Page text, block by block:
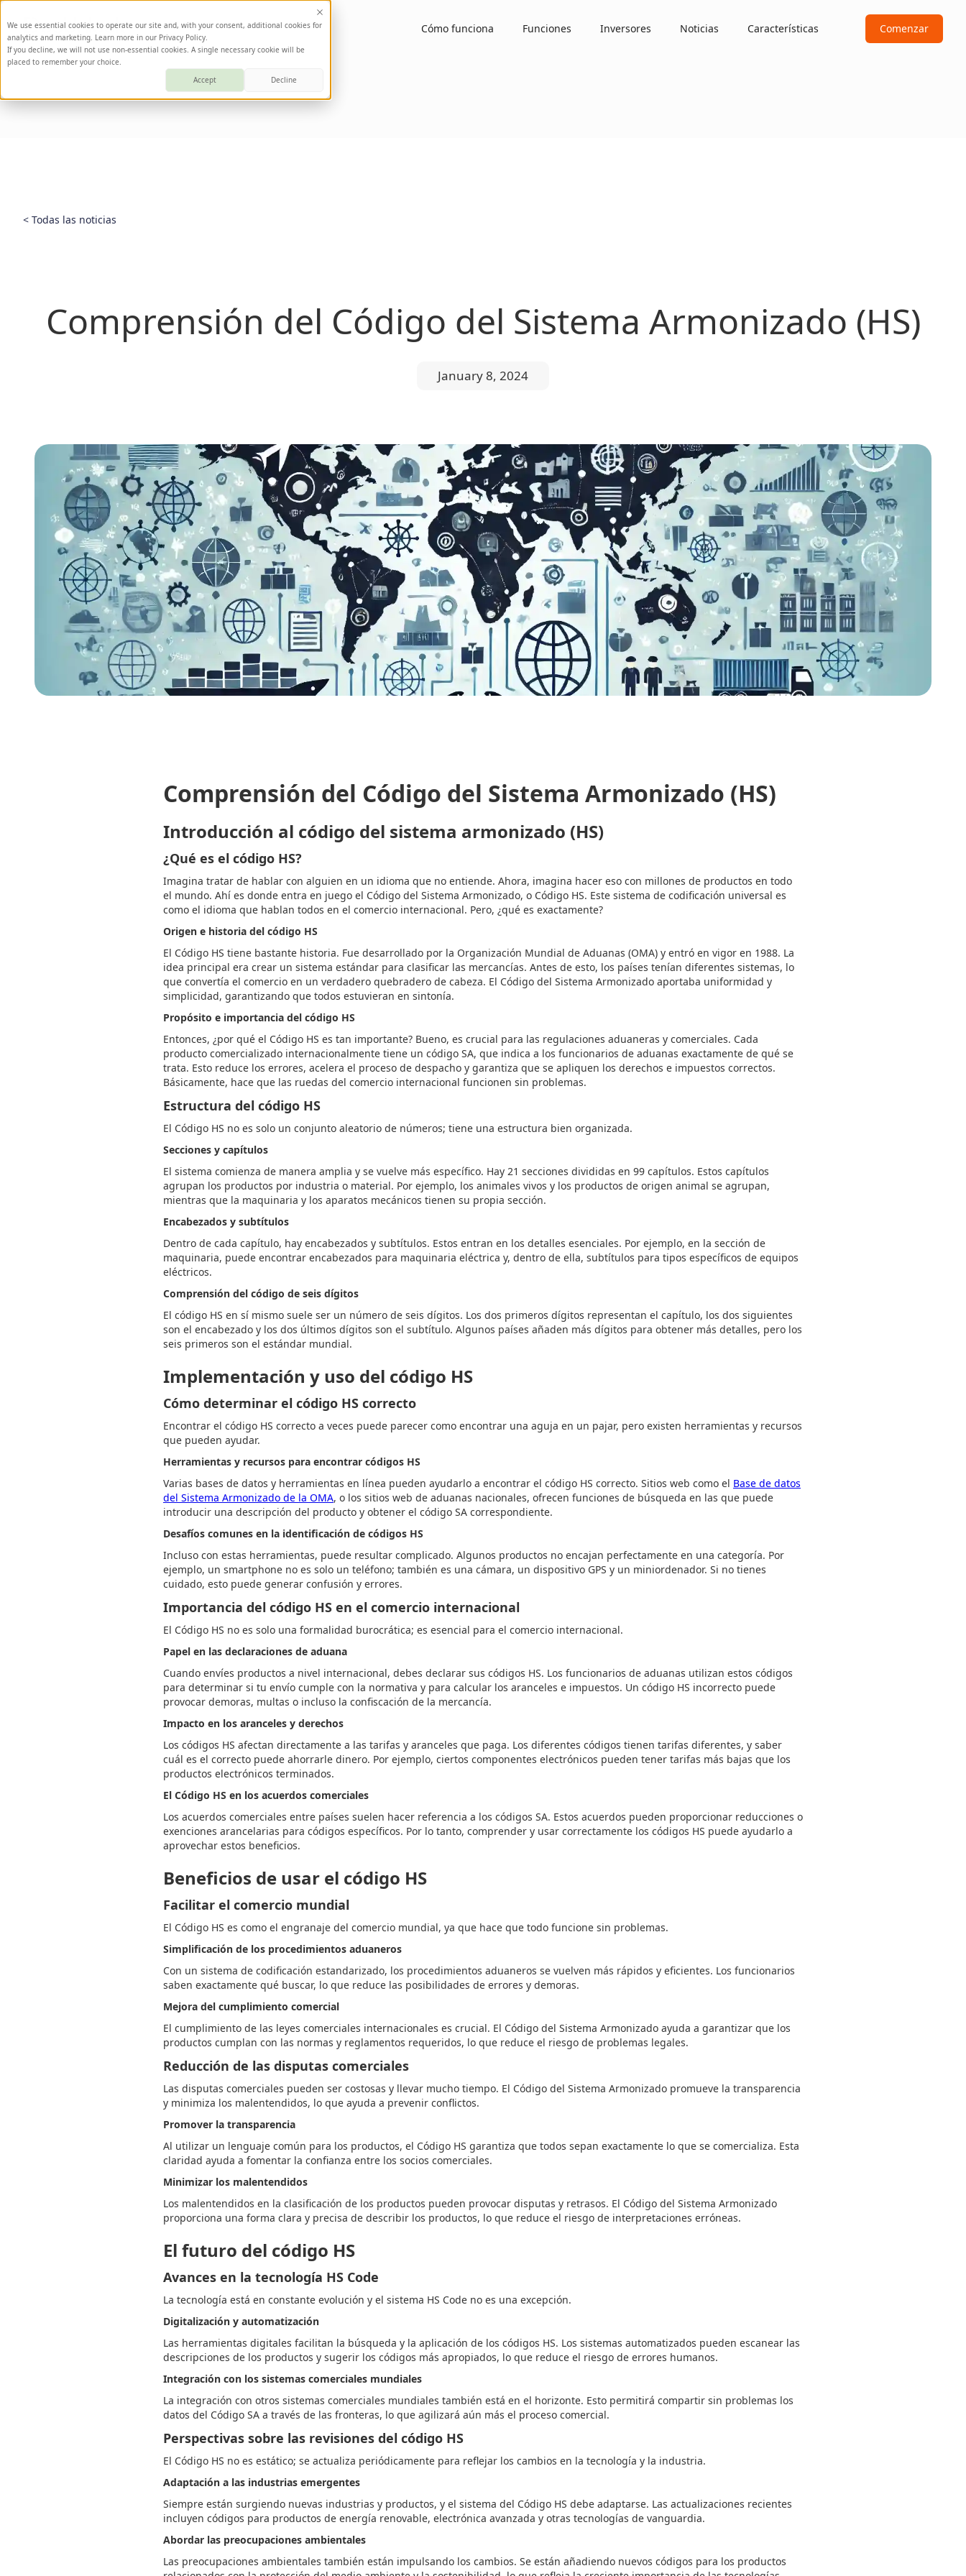
We use essential cookies to operate our site and, with your consent, additional cookies for
analytics and marketing. Learn more in our Privacy Policy.
If you decline, we will not use non-essential cookies. A single necessary cookie will be
placed to remember your choice.
Accept
Decline
Cómo funciona Funciones Inversores Noticias Características Comenzar
< Todas las noticias
Comprensión del Código del Sistema Armonizado (HS)
January 8, 2024
Comprensión del Código del Sistema Armonizado (HS)
Introducción al código del sistema armonizado (HS)
¿Qué es el código HS?
Imagina tratar de hablar con alguien en un idioma que no entiende. Ahora, imagina hacer eso con millones de productos en todo
el mundo. Ahí es donde entra en juego el Código del Sistema Armonizado, o Código HS. Este sistema de codificación universal es
como el idioma que hablan todos en el comercio internacional. Pero, ¿qué es exactamente?
Origen e historia del código HS
El Código HS tiene bastante historia. Fue desarrollado por la Organización Mundial de Aduanas (OMA) y entró en vigor en 1988. La
idea principal era crear un sistema estándar para clasificar las mercancías. Antes de esto, los países tenían diferentes sistemas, lo
que convertía el comercio en un verdadero quebradero de cabeza. El Código del Sistema Armonizado aportaba uniformidad y
simplicidad, garantizando que todos estuvieran en sintonía.
Propósito e importancia del código HS
Entonces, ¿por qué el Código HS es tan importante? Bueno, es crucial para las regulaciones aduaneras y comerciales. Cada
producto comercializado internacionalmente tiene un código SA, que indica a los funcionarios de aduanas exactamente de qué se
trata. Esto reduce los errores, acelera el proceso de despacho y garantiza que se apliquen los derechos e impuestos correctos.
Básicamente, hace que las ruedas del comercio internacional funcionen sin problemas.
Estructura del código HS
El Código HS no es solo un conjunto aleatorio de números; tiene una estructura bien organizada.
Secciones y capítulos
El sistema comienza de manera amplia y se vuelve más específico. Hay 21 secciones divididas en 99 capítulos. Estos capítulos
agrupan los productos por industria o material. Por ejemplo, los animales vivos y los productos de origen animal se agrupan,
mientras que la maquinaria y los aparatos mecánicos tienen su propia sección.
Encabezados y subtítulos
Dentro de cada capítulo, hay encabezados y subtítulos. Estos entran en los detalles esenciales. Por ejemplo, en la sección de
maquinaria, puede encontrar encabezados para maquinaria eléctrica y, dentro de ella, subtítulos para tipos específicos de equipos
eléctricos.
Comprensión del código de seis dígitos
El código HS en sí mismo suele ser un número de seis dígitos. Los dos primeros dígitos representan el capítulo, los dos siguientes
son el encabezado y los dos últimos dígitos son el subtítulo. Algunos países añaden más dígitos para obtener más detalles, pero los
seis primeros son el estándar mundial.
Implementación y uso del código HS
Cómo determinar el código HS correcto
Encontrar el código HS correcto a veces puede parecer como encontrar una aguja en un pajar, pero existen herramientas y recursos
que pueden ayudar.
Herramientas y recursos para encontrar códigos HS
Varias bases de datos y herramientas en línea pueden ayudarlo a encontrar el código HS correcto. Sitios web como el Base de datos
del Sistema Armonizado de la OMA, o los sitios web de aduanas nacionales, ofrecen funciones de búsqueda en las que puede
introducir una descripción del producto y obtener el código SA correspondiente.
Desafíos comunes en la identificación de códigos HS
Incluso con estas herramientas, puede resultar complicado. Algunos productos no encajan perfectamente en una categoría. Por
ejemplo, un smartphone no es solo un teléfono; también es una cámara, un dispositivo GPS y un miniordenador. Si no tienes
cuidado, esto puede generar confusión y errores.
Importancia del código HS en el comercio internacional
El Código HS no es solo una formalidad burocrática; es esencial para el comercio internacional.
Papel en las declaraciones de aduana
Cuando envíes productos a nivel internacional, debes declarar sus códigos HS. Los funcionarios de aduanas utilizan estos códigos
para determinar si tu envío cumple con la normativa y para calcular los aranceles e impuestos. Un código HS incorrecto puede
provocar demoras, multas o incluso la confiscación de la mercancía.
Impacto en los aranceles y derechos
Los códigos HS afectan directamente a las tarifas y aranceles que paga. Los diferentes códigos tienen tarifas diferentes, y saber
cuál es el correcto puede ahorrarle dinero. Por ejemplo, ciertos componentes electrónicos pueden tener tarifas más bajas que los
productos electrónicos terminados.
El Código HS en los acuerdos comerciales
Los acuerdos comerciales entre países suelen hacer referencia a los códigos SA. Estos acuerdos pueden proporcionar reducciones o
exenciones arancelarias para códigos específicos. Por lo tanto, comprender y usar correctamente los códigos HS puede ayudarlo a
aprovechar estos beneficios.
Beneficios de usar el código HS
Facilitar el comercio mundial
El Código HS es como el engranaje del comercio mundial, ya que hace que todo funcione sin problemas.
Simplificación de los procedimientos aduaneros
Con un sistema de codificación estandarizado, los procedimientos aduaneros se vuelven más rápidos y eficientes. Los funcionarios
saben exactamente qué buscar, lo que reduce las posibilidades de errores y demoras.
Mejora del cumplimiento comercial
El cumplimiento de las leyes comerciales internacionales es crucial. El Código del Sistema Armonizado ayuda a garantizar que los
productos cumplan con las normas y reglamentos requeridos, lo que reduce el riesgo de problemas legales.
Reducción de las disputas comerciales
Las disputas comerciales pueden ser costosas y llevar mucho tiempo. El Código del Sistema Armonizado promueve la transparencia
y minimiza los malentendidos, lo que ayuda a prevenir conflictos.
Promover la transparencia
Al utilizar un lenguaje común para los productos, el Código HS garantiza que todos sepan exactamente lo que se comercializa. Esta
claridad ayuda a fomentar la confianza entre los socios comerciales.
Minimizar los malentendidos
Los malentendidos en la clasificación de los productos pueden provocar disputas y retrasos. El Código del Sistema Armonizado
proporciona una forma clara y precisa de describir los productos, lo que reduce el riesgo de interpretaciones erróneas.
El futuro del código HS
Avances en la tecnología HS Code
La tecnología está en constante evolución y el sistema HS Code no es una excepción.
Digitalización y automatización
Las herramientas digitales facilitan la búsqueda y la aplicación de los códigos HS. Los sistemas automatizados pueden escanear las
descripciones de los productos y sugerir los códigos más apropiados, lo que reduce el riesgo de errores humanos.
Integración con los sistemas comerciales mundiales
La integración con otros sistemas comerciales mundiales también está en el horizonte. Esto permitirá compartir sin problemas los
datos del Código SA a través de las fronteras, lo que agilizará aún más el proceso comercial.
Perspectivas sobre las revisiones del código HS
El Código HS no es estático; se actualiza periódicamente para reflejar los cambios en la tecnología y la industria.
Adaptación a las industrias emergentes
Siempre están surgiendo nuevas industrias y productos, y el sistema del Código HS debe adaptarse. Las actualizaciones recientes
incluyen códigos para productos de energía renovable, electrónica avanzada y otras tecnologías de vanguardia.
Abordar las preocupaciones ambientales
Las preocupaciones ambientales también están impulsando los cambios. Se están añadiendo nuevos códigos para los productos